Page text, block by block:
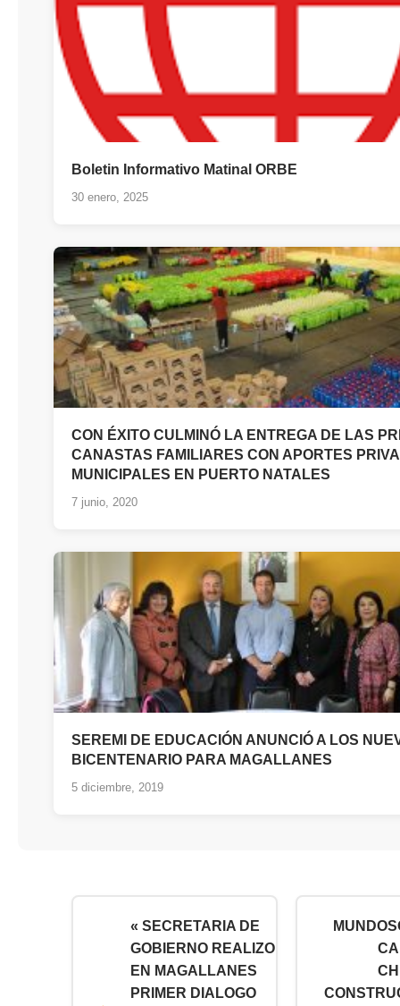
Boletin Informativo Matinal ORBE
30 enero, 2025
CON ÉXITO CULMINÓ LA ENTREGA DE LAS
CANASTAS FAMILIARES CON APORTES
MUNICIPALES EN PUERTO NATALES
7 junio, 2020
SEREMI DE EDUCACIÓN ANUNCIÓ A LOS
BICENTENARIO PARA MAGALLANES
5 diciembre, 2019
« SECRETARIA DE
GOBIERNO REALIZO
EN MAGALLANES
PRIMER DIALOGO